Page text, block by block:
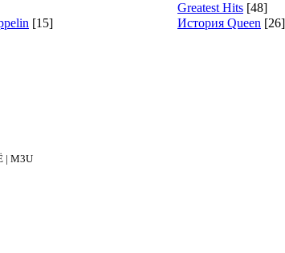
Greatest Hits [48]
[15] История Queen [26]
| M3U